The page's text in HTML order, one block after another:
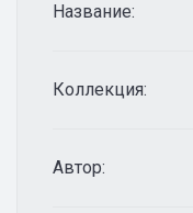
Название:
Коллекция:
Автор: